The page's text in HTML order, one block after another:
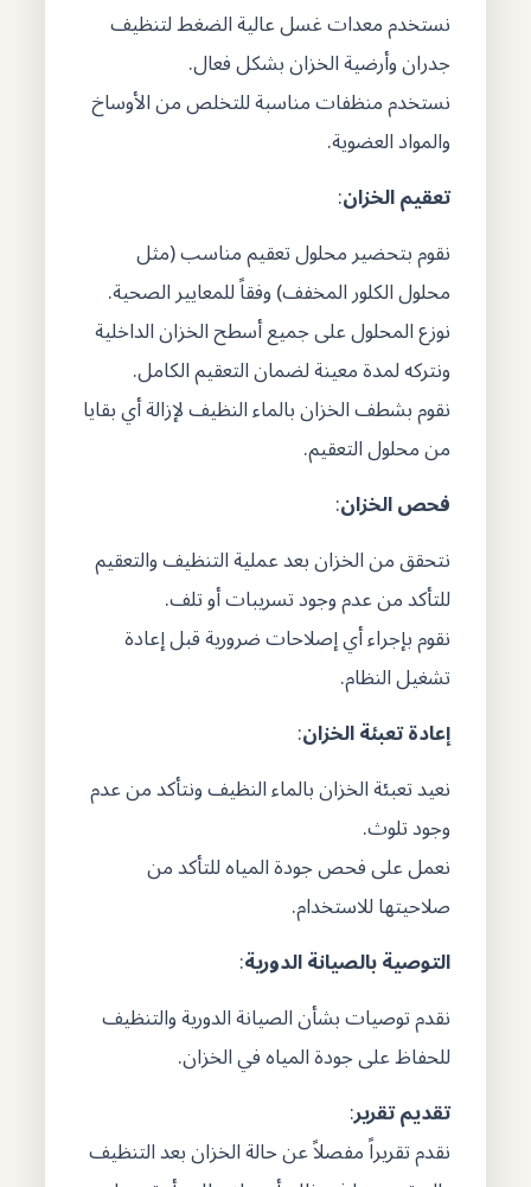
نستخدم معدات غسل عالية الضغط لتنظيف
جدران وأرضية الخزان بشكل فعال.
نستخدم منظفات مناسبة للتخلص من الأوساخ
والمواد العضوية.
تعقيم الخزان:
نقوم بتحضير محلول تعقيم مناسب (مثل
محلول الكلور المخفف) وفقاً للمعايير الصحية.
نوزع المحلول على جميع أسطح الخزان الداخلية
ونتركه لمدة معينة لضمان التعقيم الكامل.
نقوم بشطف الخزان بالماء النظيف لإزالة أي بقايا
من محلول التعقيم.
فحص الخزان:
نتحقق من الخزان بعد عملية التنظيف والتعقيم
للتأكد من عدم وجود تسريبات أو تلف.
نقوم بإجراء أي إصلاحات ضرورية قبل إعادة
تشغيل النظام.
إعادة تعبئة الخزان:
نعيد تعبئة الخزان بالماء النظيف ونتأكد من عدم
وجود تلوث.
نعمل على فحص جودة المياه للتأكد من
صلاحيتها للاستخدام.
التوصية بالصيانة الدورية:
نقدم توصيات بشأن الصيانة الدورية والتنظيف
للحفاظ على جودة المياه في الخزان.
تقديم تقرير:
نقدم تقريراً مفصلاً عن حالة الخزان بعد التنظيف